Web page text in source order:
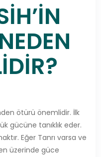
ötürü önemlidir. İlk
gücüne tanıklık eder.
Eğer Tanrı varsa ve
üzerinde güce